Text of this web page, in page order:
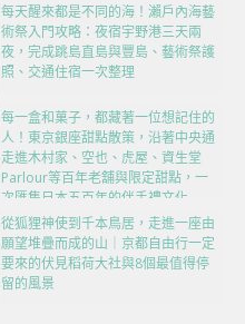
每天醒來都是不同的海！瀨戶內海藝
術祭入門攻略：夜宿宇野港三天兩
夜，完成跳島直島與豐島、藝術祭護
照、交通住宿一次整理
每一盒和菓子，都藏著一位想記住的
人！東京銀座甜點散策，沿著中央通
走進木村家、空也、虎屋、資生堂
Parlour等百年老舖與限定甜點，一
次匯集日本五百年的伴手禮文化
從狐狸神使到千本鳥居，走進一座由
願望堆疊而成的山｜京都自由行一定
要來的伏見稻荷大社與8個最值得停
留的風景